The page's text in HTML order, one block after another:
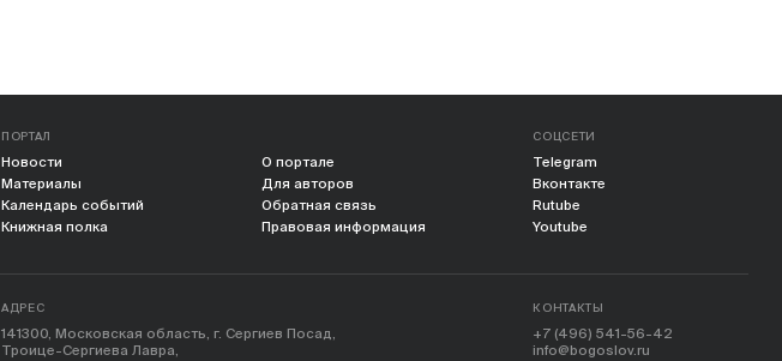
ПОРТАЛ
Новости
Материалы
Календарь событий
Книжная полка
О портале
Для авторов
Обратная связь
Правовая информация
СОЦСЕТИ
Telegram
Вконтакте
Rutube
Youtube
АДРЕС
141300, Московская область, г. Сергиев Посад,
Троице-Сергиева Лавра,
КОНТАКТЫ
+7 (496) 541-56-42
info@bogoslov.ru